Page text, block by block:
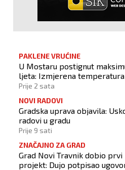
PAKLENE VRUĆINE
U Mostaru postignut
ljeta: Izmjerena temperatura
stupnja Celzijeva
Prije 2 sata
NOVI RADOVI
Gradska uprava objavila:
radovi u gradu
Prije 9 sati
ZNAČAJNO ZA GRAD
Grad Novi Travnik dobio prvi
projekt: Dujo potpisao